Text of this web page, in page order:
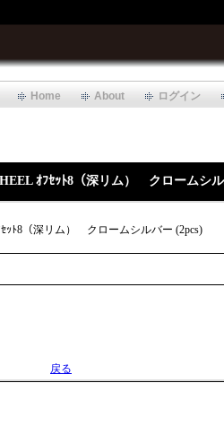
Home About ログイン
ｵﾌｾｯﾄ8（深リム） クロームシ
ｾｯﾄ8（深リム） クロームシルバー (2pcs)
戻る